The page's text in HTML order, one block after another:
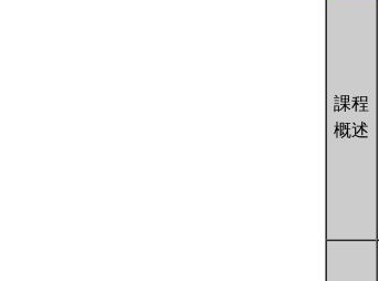
課程
概述